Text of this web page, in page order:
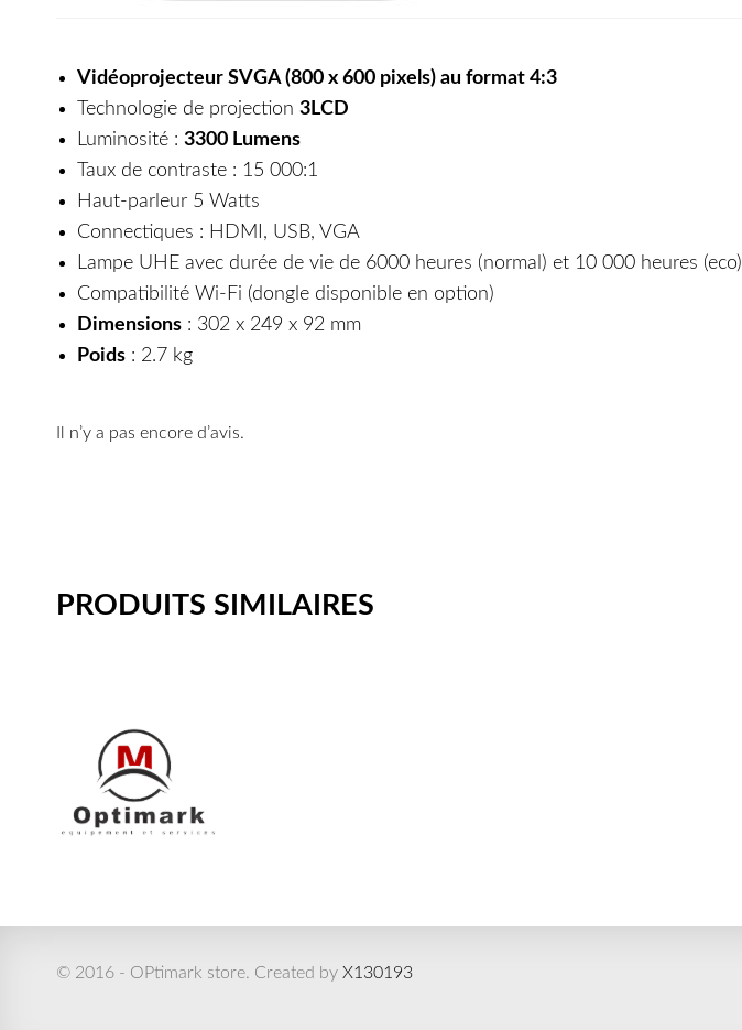
Vidéoprojecteur SVGA (800 x 600 pixels) au format 4:3
Technologie de projection3LCD
Luminosité :3300 Lumens
Taux de contraste : 15 000:1
Haut-parleur 5 Watts
Connectiques : HDMI, USB, VGA
Lampe UHE avec durée de vie de 6000 heures (normal) et 10 000 heures (eco)
Compatibilité Wi-Fi (dongle disponible en option)
Dimensions : 302 x 249 x 92 mm
Poids : 2.7 kg
Il n’y a pas encore d’avis.
PRODUITS SIMILAIRES
© 2016 - OPtimark store. Created by X130193